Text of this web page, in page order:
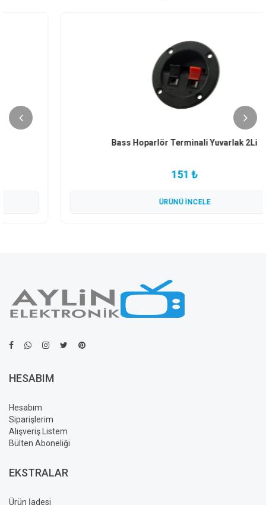
Bass Hoparlör Terminali Yuvarlak 2Li
HESABIM
Hesabım
Siparişlerim
Alışveriş Listem
Bülten Aboneliği
EKSTRALAR
Ürün İadesi